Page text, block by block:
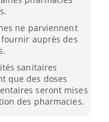
ne parviennent
auprès des
sanitaires
que des doses
seront mises
des pharmacies.